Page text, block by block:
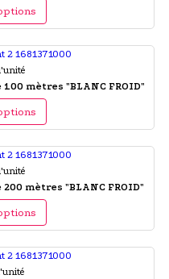
mètres "BLANC FROID"
mètres "BLANC FROID"